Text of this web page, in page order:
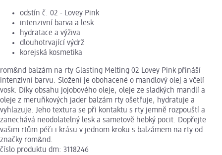
odstín č. 02 - Lovey Pink
intenzivní barva a lesk
hydratace a výživa
dlouhotrvající výdrž
korejská kosmetika
rom&nd balzám na rty Glasting Melting 02 Lovey Pink přináší
intenzivní barvu. Složení je obohacené o mandlový olej a včelí
vosk. Díky obsahu jojobového oleje, oleje ze sladkých mandlí a
oleje z meruňkových jader balzám rty ošetřuje, hydratuje a
vyhlazuje. Jeho textura se při kontaktu s rty jemně rozpouští a
zanechává neodolatelný lesk a sametově hebký pocit. Dopřejte
vašim rtům péči i krásu v jednom kroku s balzámem na rty od
značky rom&nd.
číslo produktu dm: 3118246